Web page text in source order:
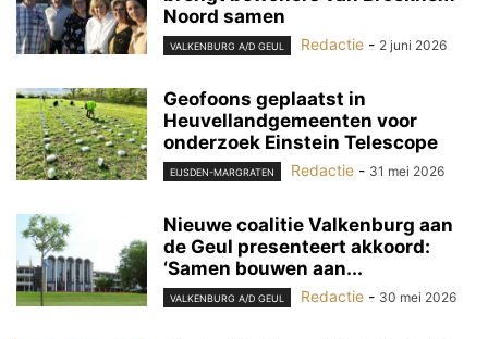
Noord samen
VALKENBURG A/D GEUL Redactie - 2 juni 2026
Geofoons geplaatst in
Heuvellandgemeenten voor
onderzoek Einstein Telescope
EIJSDEN-MARGRATEN Redactie - 31 mei 2026
Nieuwe coalitie Valkenburg aan
de Geul presenteert akkoord:
‘Samen bouwen aan...
VALKENBURG A/D GEUL Redactie - 30 mei 2026